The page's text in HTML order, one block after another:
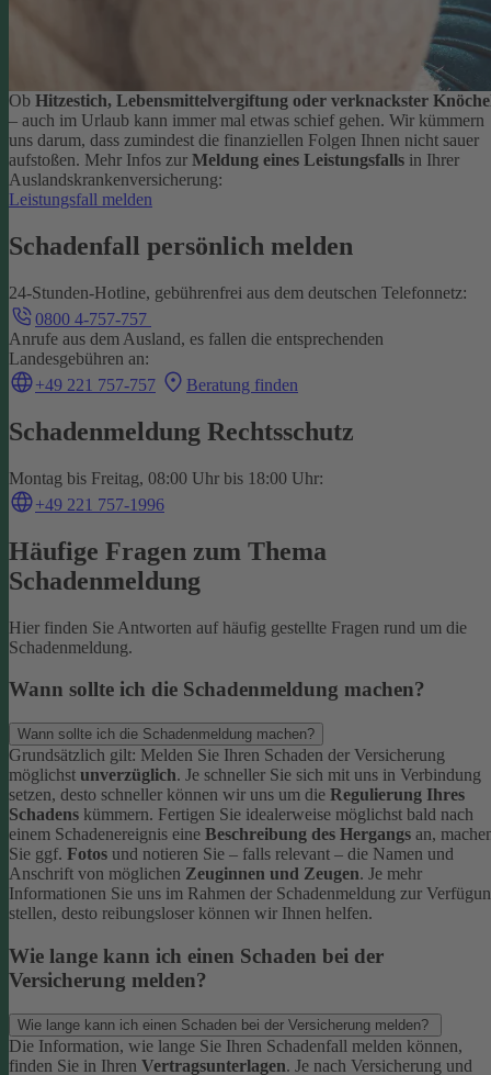
Ob Hitzestich, Lebensmittelvergiftung oder verknackster
– auch im Urlaub kann immer mal etwas schief gehen. Wir kümmern
uns darum, dass zumindest die finanziellen Folgen Ihnen nicht sauer
aufstoßen. Mehr Infos zur Meldung eines Leistungsfalls in Ihrer
Auslandskrankenversicherung:
Leistungsfall melden
Schadenfall persönlich melden
24-Stunden-Hotline, gebührenfrei aus dem deutschen Telefonnetz:
0800 4-757-757
Anrufe aus dem Ausland, es fallen die entsprechenden
Landesgebühren an:
+49 221 757-757
Beratung finden
Schadenmeldung Rechtsschutz
Montag bis Freitag, 08:00 Uhr bis 18:00 Uhr:
+49 221 757-1996
Häufige Fragen zum Thema
Schadenmeldung
Hier finden Sie Antworten auf häufig gestellte Fragen rund um die
Schadenmeldung.
Wann sollte ich die Schadenmeldung machen?
Wann sollte ich die Schadenmeldung machen?
Grundsätzlich gilt: Melden Sie Ihren Schaden der Versicherung
möglichst unverzüglich. Je schneller Sie sich mit uns in Verbindung
setzen, desto schneller können wir uns um die Regulierung Ihres
Schadens kümmern. Fertigen Sie idealerweise möglichst bald nach
einem Schadenereignis eine Beschreibung des Hergangs an,
Sie ggf. Fotos und notieren Sie – falls relevant – die Namen und
Anschrift von möglichen Zeuginnen und Zeugen. Je mehr
Informationen Sie uns im Rahmen der Schadenmeldung zur
stellen, desto reibungsloser können wir Ihnen helfen.
Wie lange kann ich einen Schaden bei der
Versicherung melden?
Wie lange kann ich einen Schaden bei der Versicherung melden?
Die Information, wie lange Sie Ihren Schadenfall melden können,
finden Sie in Ihren Vertragsunterlagen. Je nach Versicherung und